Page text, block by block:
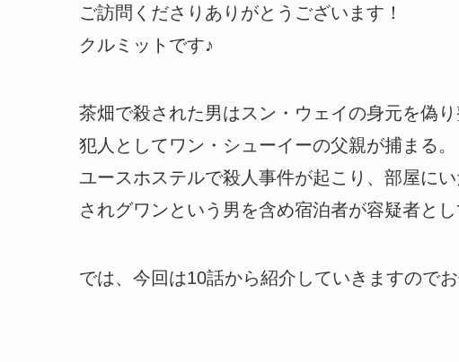
ご訪問くださりありがとうございます！
クルミットです♪
茶畑で殺された男はスン・ウェイの身元を偽
犯人としてワン・シューイーの父親が捕まる。
ユースホステルで殺人事件が起こり、部屋に
されグワンという男を含め宿泊者が容疑者とし
では、今回は10話から紹介していきますので